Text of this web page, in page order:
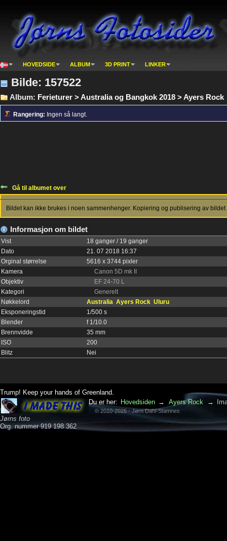
HOVEDSIDE ALBUM 3D PRINT LINKER
Bilde: 157522
Album: Ferieturer > Australia og Bangkok 2018 > Ayers Rock
Rangering: Ingen så langt.
Gå til albumet over
Bildet kan ikke brukes i noen sammenhenger. Kopiering og publisering av bildet
Informasjon om bildet
Vist
18 ganger / 19 ganger
Dato
21. 07 2018 16:37
Orginal størrelse
5616 x 3744 pixler
Kamera
Canon 5D mk II
Objektiv
EF 24-70 L
Kategori
Generelt
Nøkkelord
Australia Ayers Rock Uluru
Eksponeringstid
1/500 s
Blender
f 1/10.0
Brennvidde
35 mm
ISO
200
Blitz
Nei
Trump! Keep your hands of Greenland.
Jørns foto
Org. nummer 919 198 362
Du er her: Hovedsiden → Ayers Rock →
© 2010-2026 - Jørn Dahl-Stamnes